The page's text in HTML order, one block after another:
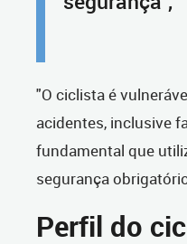
"O ciclista é
acidentes, inclusive
fundamental que
segurança
Perfil do